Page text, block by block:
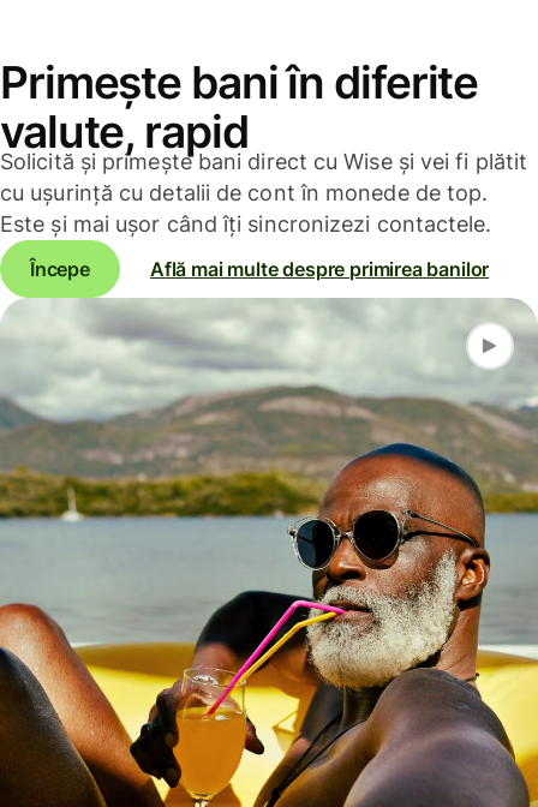
Primește bani în diferite
valute, rapid
Solicită și primește bani direct cu Wise și vei fi plătit
cu ușurință cu detalii de cont în monede de top.
Este și mai ușor când îți sincronizezi contactele.
Începe Află mai multe despre primirea banilor